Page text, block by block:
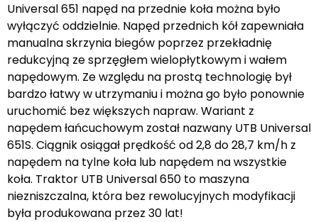
Universal 651 napęd na przednie koła można było
wyłączyć oddzielnie. Napęd przednich kół zapewniała
manualna skrzynia biegów poprzez przekładnię
redukcyjną ze sprzęgłem wielopłytkowym i wałem
napędowym. Ze względu na prostą technologię był
bardzo łatwy w utrzymaniu i można go było ponownie
uruchomić bez większych napraw. Wariant z
napędem łańcuchowym został nazwany UTB Universal
651S. Ciągnik osiągał prędkość od 2,8 do 28,7 km/h z
napędem na tylne koła lub napędem na wszystkie
koła. Traktor UTB Universal 650 to maszyna
niezniszczalna, która bez rewolucyjnych modyfikacji
była produkowana przez 30 lat!